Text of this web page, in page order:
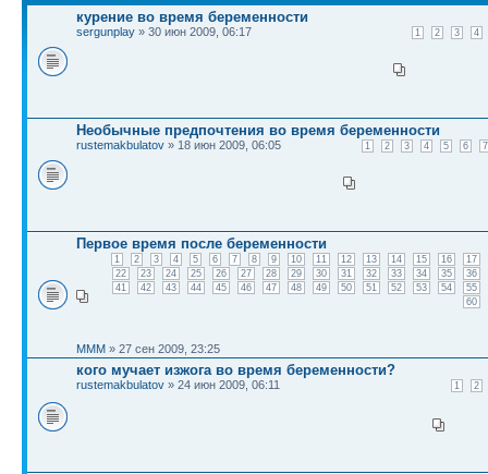
курение во время беременности
1 2 3 4
sergunplay » 30 июн 2009, 06:17
Необычные предпочтения во время беременности
1 2 3 4 5 6 7
rustemakbulatov » 18 июн 2009, 06:05
Первое время после беременности
1 2 3 4 5 6 7 8 9 10 11 12 13 14 15 16
17
22
23 24 25 26 27 28 29 30 31 32 33 34 35
36
41
42 43 44 45 46 47 48 49 50 51 52 53 54
55
60
MMM » 27 сен 2009, 23:25
кого мучает изжога во время беременности?
1 2
rustemakbulatov » 24 июн 2009, 06:11